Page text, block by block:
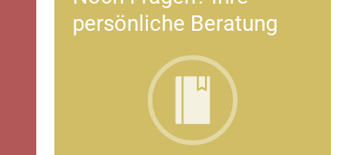
persönliche Beratung